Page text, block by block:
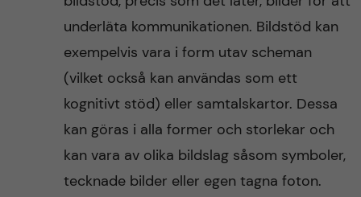
underläta kommunikationen. Bildstöd kan
exempelvis vara i form utav scheman
(vilket också kan användas som ett
kognitivt stöd) eller samtalskartor. Dessa
kan göras i alla former och storlekar och
kan vara av olika bildslag såsom symboler,
tecknade bilder eller egen tagna foton.